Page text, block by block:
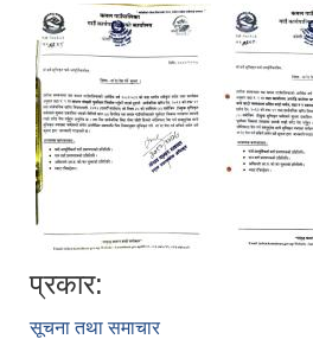
प्रकार:
सूचना तथा समाचार